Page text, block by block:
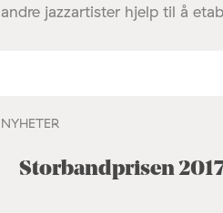
andre jazzartister hjelp til å
NYHETER
Storbandprisen